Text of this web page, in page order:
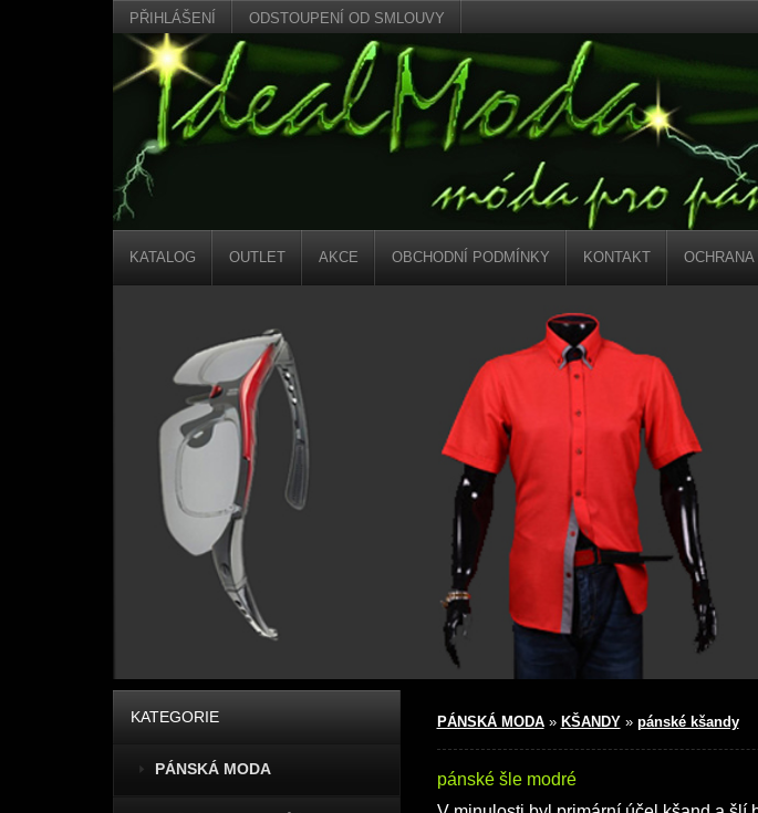
PŘIHLÁŠENÍ ODSTOUPENÍ OD SMLOUVY
KATALOG OUTLET AKCE OBCHODNÍ PODMÍNKY KONTAKT
KATEGORIE
PÁNSKÁ MODA
PÁNSKÁ MODA» KŠANDY» pánské kšandy
pánské šle modré